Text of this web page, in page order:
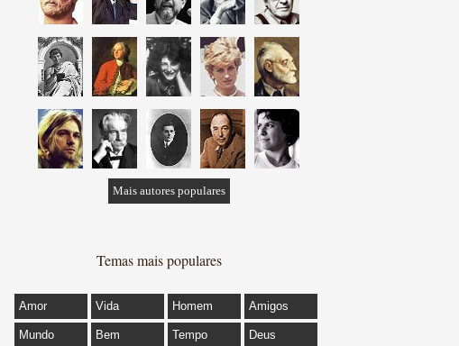
Mais autores populares
Temas mais populares
Amor Vida Homem Amigos
Mundo Bem Tempo Deus